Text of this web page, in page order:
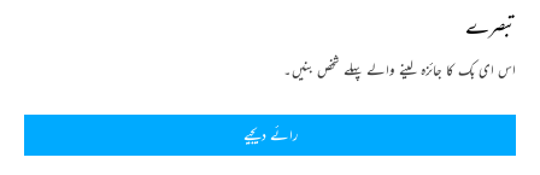
تبصرے
اس ای بک کا جائزہ لینے والے پہلے شخص بنیں۔
رائے دیجیے